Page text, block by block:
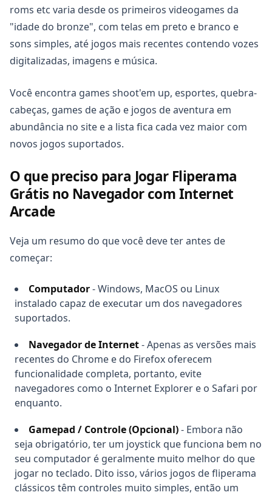
roms etc varia desde os primeiros videogames da
"idade do bronze", com telas em preto e branco e
sons simples, até jogos mais recentes contendo vozes
digitalizadas, imagens e música.
Você encontra games shoot'em up, esportes, quebra-
cabeças, games de ação e jogos de aventura em
abundância no site e a lista fica cada vez maior com
novos jogos suportados.
O que preciso para Jogar Fliperama
Grátis no Navegador com Internet
Arcade
Veja um resumo do que você deve ter antes de
começar:
Computador- Windows, MacOS ou Linux
instalado capaz de executar um dos navegadores
suportados.
Navegador de Internet- Apenas as versões mais
recentes do Chrome e do Firefox oferecem
funcionalidade completa, portanto, evite
navegadores como o Internet Explorer e o Safari por
enquanto.
Gamepad / Controle (Opcional)- Embora não
seja obrigatório, ter um joystick que funciona bem no
seu computador é geralmente muito melhor do que
jogar no teclado. Dito isso, vários jogos de fliperama
clássicos têm controles muito simples, então um